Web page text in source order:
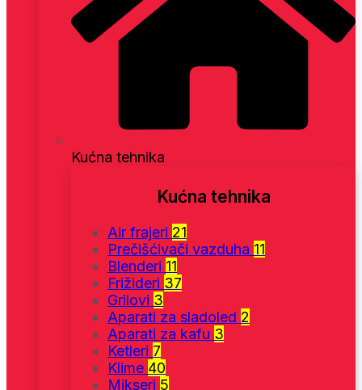
Kućna tehnika
Kućna tehnika
Air frajeri 21
Prečišćivači vazduha 11
Blenderi 11
Frižideri 37
Grilovi 3
Aparati za sladoled 2
Aparati za kafu 3
Ketleri 7
Klime 40
Mikseri 5